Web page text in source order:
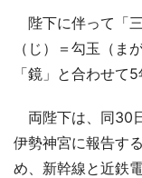
陛下に伴って「
（じ）＝勾玉（ま
「鏡」と合わせて
両陛下は、同30
伊勢神宮に報告す
め、新幹線と近鉄